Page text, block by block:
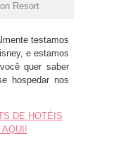
Resort
testamos
e estamos
quer saber
hospedar nos
DE HOTÉIS
AQUI!